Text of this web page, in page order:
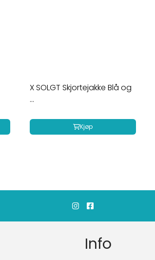
X SOLGT Skjortejakke Blå og
...
Kjøp
Info